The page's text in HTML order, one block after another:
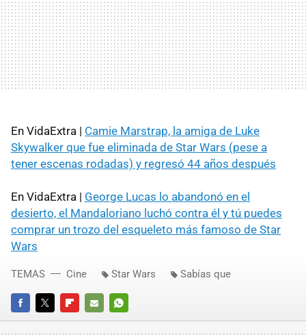
En VidaExtra | Camie Marstrap, la amiga de Luke
Skywalker que fue eliminada de Star Wars (pese a
tener escenas rodadas) y regresó 44 años después
En VidaExtra | George Lucas lo abandonó en el
desierto, el Mandaloriano luchó contra él y tú puedes
comprar un trozo del esqueleto más famoso de Star
Wars
FACEBOOKTWITTERFLIPBOARD
E-
WHATSAPP
TEMAS Cine Star Wars Sabías que